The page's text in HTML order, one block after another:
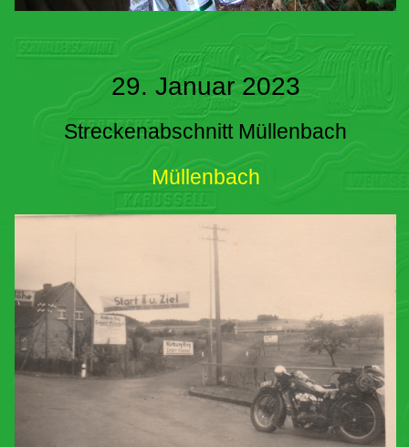
29. Januar 2023
Streckenabschnitt Müllenbach
Müllenbach